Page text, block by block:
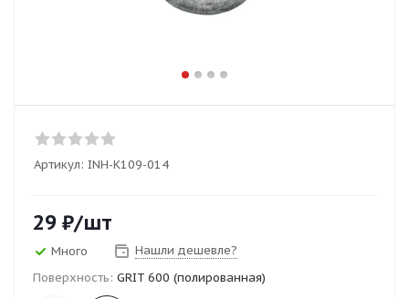
Артикул: INH-K109-014
29 ₽/шт
Много
Нашли дешевле?
Поверхность: GRIT 600 (полированная)